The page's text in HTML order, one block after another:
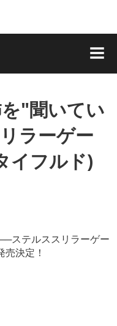
"聞いてい
ラーゲー
イフルド)